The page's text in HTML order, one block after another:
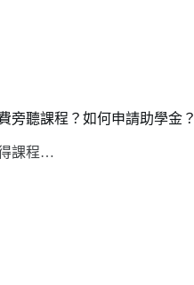
旁聽課程？如何申請助學金？
課程…